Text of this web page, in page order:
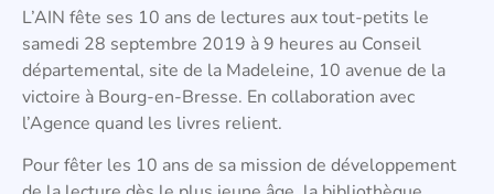
L’AIN fête ses 10 ans de lectures aux tout-petits le
samedi 28 septembre 2019 à 9 heures au Conseil
départemental, site de la Madeleine, 10 avenue de la
victoire à Bourg-en-Bresse. En collaboration avec
l’Agence quand les livres relient.
Pour fêter les 10 ans de sa mission de développement